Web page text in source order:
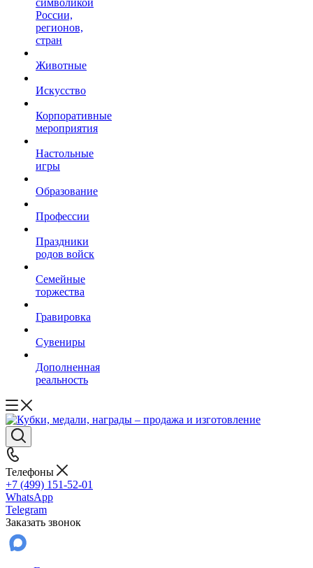
символикой
России,
регионов,
стран
Животные
Искусство
Корпоративные
мероприятия
Настольные
игры
Образование
Профессии
Праздники
родов войск
Семейные
торжества
Гравировка
Сувениры
Дополненная
реальность
Телефоны
+7 (499) 151-52-01
WhatsApp
Telegram
Заказать звонок